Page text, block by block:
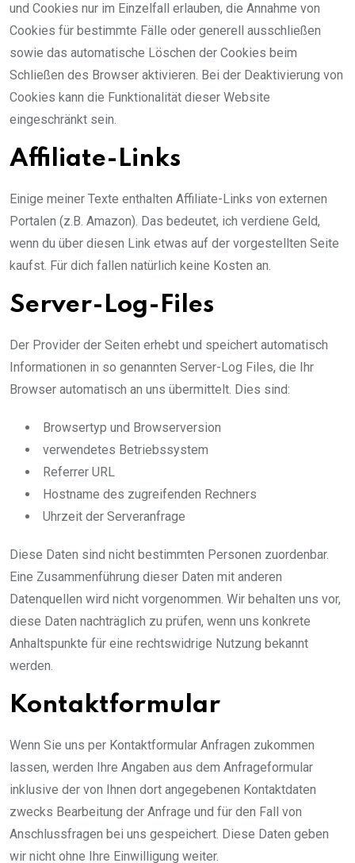
und Cookies nur im Einzelfall erlauben, die Annahme von
Cookies für bestimmte Fälle oder generell ausschließen
sowie das automatische Löschen der Cookies beim
Schließen des Browser aktivieren. Bei der Deaktivierung von
Cookies kann die Funktionalität dieser Website
eingeschränkt sein.
Affiliate-Links
Einige meiner Texte enthalten Affiliate-Links von externen
Portalen (z.B. Amazon). Das bedeutet, ich verdiene Geld,
wenn du über diesen Link etwas auf der vorgestellten Seite
kaufst. Für dich fallen natürlich keine Kosten an.
Server-Log-Files
Der Provider der Seiten erhebt und speichert automatisch
Informationen in so genannten Server-Log Files, die Ihr
Browser automatisch an uns übermittelt. Dies sind:
Browsertyp und Browserversion
verwendetes Betriebssystem
Referrer URL
Hostname des zugreifenden Rechners
Uhrzeit der Serveranfrage
Diese Daten sind nicht bestimmten Personen zuordenbar.
Eine Zusammenführung dieser Daten mit anderen
Datenquellen wird nicht vorgenommen. Wir behalten uns vor,
diese Daten nachträglich zu prüfen, wenn uns konkrete
Anhaltspunkte für eine rechtswidrige Nutzung bekannt
werden.
Kontaktformular
Wenn Sie uns per Kontaktformular Anfragen zukommen
lassen, werden Ihre Angaben aus dem Anfrageformular
inklusive der von Ihnen dort angegebenen Kontaktdaten
zwecks Bearbeitung der Anfrage und für den Fall von
Anschlussfragen bei uns gespeichert. Diese Daten geben
wir nicht ohne Ihre Einwilligung weiter.